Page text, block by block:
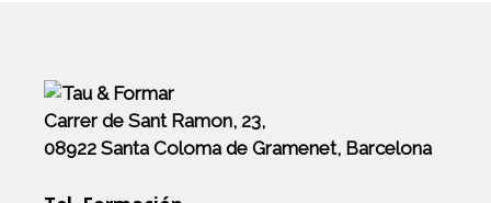
Carrer de Sant Ramon, 23,
08922 Santa Coloma de Gramenet, Barcelona